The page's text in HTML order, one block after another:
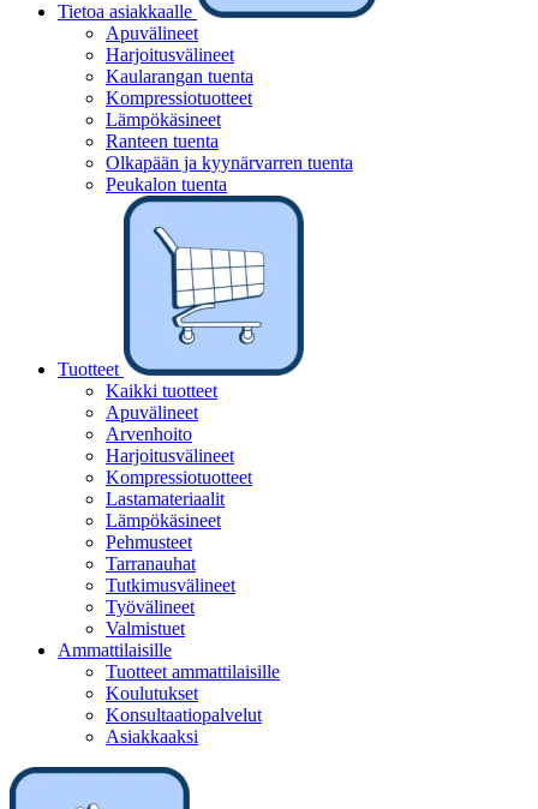
Tietoa asiakkaalle
Apuvälineet
Harjoitusvälineet
Kaularangan tuenta
Kompressiotuotteet
Lämpökäsineet
Ranteen tuenta
Olkapään ja kyynärvarren tuenta
Peukalon tuenta
Tuotteet
Kaikki tuotteet
Apuvälineet
Arvenhoito
Harjoitusvälineet
Kompressiotuotteet
Lastamateriaalit
Lämpökäsineet
Pehmusteet
Tarranauhat
Tutkimusvälineet
Työvälineet
Valmistuet
Ammattilaisille
Tuotteet ammattilaisille
Koulutukset
Konsultaatiopalvelut
Asiakkaaksi